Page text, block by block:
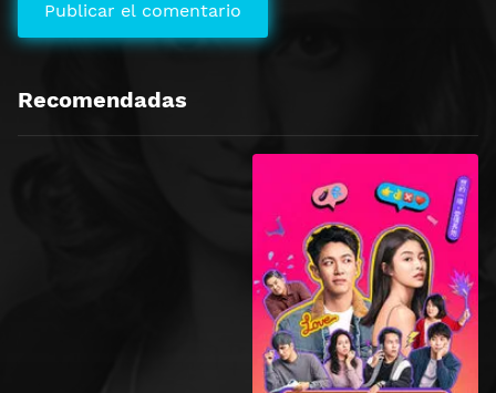
Recomendadas